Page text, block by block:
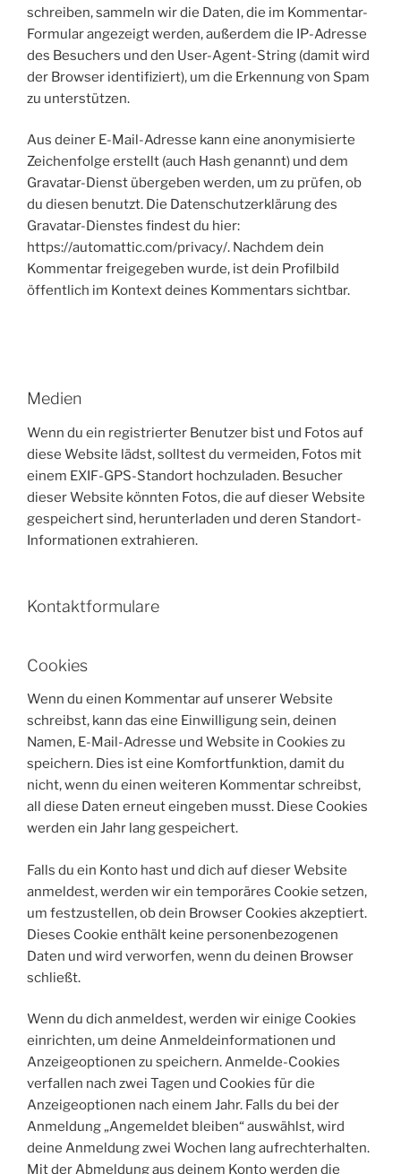
schreiben, sammeln wir die Daten, die im Kommentar-
Formular angezeigt werden, außerdem die IP-Adresse
des Besuchers und den User-Agent-String (damit wird
der Browser identifiziert), um die Erkennung von Spam
zu unterstützen.
Aus deiner E-Mail-Adresse kann eine anonymisierte
Zeichenfolge erstellt (auch Hash genannt) und dem
Gravatar-Dienst übergeben werden, um zu prüfen, ob
du diesen benutzt. Die Datenschutzerklärung des
Gravatar-Dienstes findest du hier:
https://automattic.com/privacy/. Nachdem dein
Kommentar freigegeben wurde, ist dein Profilbild
öffentlich im Kontext deines Kommentars sichtbar.
Medien
Wenn du ein registrierter Benutzer bist und Fotos auf
diese Website lädst, solltest du vermeiden, Fotos mit
einem EXIF-GPS-Standort hochzuladen. Besucher
dieser Website könnten Fotos, die auf dieser Website
gespeichert sind, herunterladen und deren Standort-
Informationen extrahieren.
Kontaktformulare
Cookies
Wenn du einen Kommentar auf unserer Website
schreibst, kann das eine Einwilligung sein, deinen
Namen, E-Mail-Adresse und Website in Cookies zu
speichern. Dies ist eine Komfortfunktion, damit du
nicht, wenn du einen weiteren Kommentar schreibst,
all diese Daten erneut eingeben musst. Diese Cookies
werden ein Jahr lang gespeichert.
Falls du ein Konto hast und dich auf dieser Website
anmeldest, werden wir ein temporäres Cookie setzen,
um festzustellen, ob dein Browser Cookies akzeptiert.
Dieses Cookie enthält keine personenbezogenen
Daten und wird verworfen, wenn du deinen Browser
schließt.
Wenn du dich anmeldest, werden wir einige Cookies
einrichten, um deine Anmeldeinformationen und
Anzeigeoptionen zu speichern. Anmelde-Cookies
verfallen nach zwei Tagen und Cookies für die
Anzeigeoptionen nach einem Jahr. Falls du bei der
Anmeldung „Angemeldet bleiben“ auswählst, wird
deine Anmeldung zwei Wochen lang aufrechterhalten.
Mit der Abmeldung aus deinem Konto werden die